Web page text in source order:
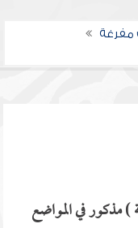
مفرغة
) مذكور في المواضع